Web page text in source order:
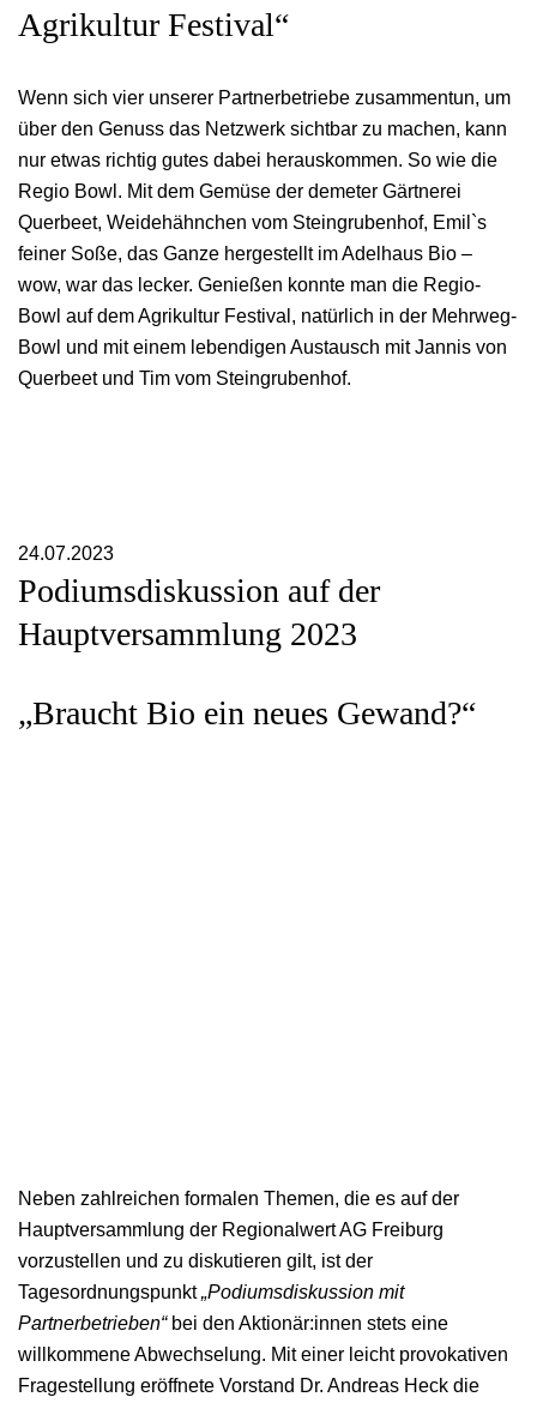
Agrikultur Festival“
Wenn sich vier unserer Partnerbetriebe zusammentun, um
über den Genuss das Netzwerk sichtbar zu machen, kann
nur etwas richtig gutes dabei herauskommen. So wie die
Regio Bowl. Mit dem Gemüse der demeter Gärtnerei
Querbeet, Weidehähnchen vom Steingrubenhof, Emil`s
feiner Soße, das Ganze hergestellt im Adelhaus Bio –
wow, war das lecker. Genießen konnte man die Regio-
Bowl auf dem Agrikultur Festival, natürlich in der Mehrweg-
Bowl und mit einem lebendigen Austausch mit Jannis von
Querbeet und Tim vom Steingrubenhof.
24.07.2023
Podiumsdiskussion auf der
Hauptversammlung 2023
„Braucht Bio ein neues Gewand?“
Neben zahlreichen formalen Themen, die es auf der
Hauptversammlung der Regionalwert AG Freiburg
vorzustellen und zu diskutieren gilt, ist der
Tagesordnungspunkt„Podiumsdiskussion mit
Partnerbetrieben“bei den Aktionär:innen stets eine
willkommene Abwechselung. Mit einer leicht provokativen
Fragestellung eröffnete Vorstand Dr. Andreas Heck die